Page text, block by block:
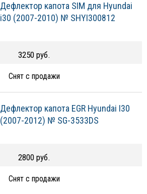
Дефлектор капота SIM для Hyundai
i30 (2007-2010) № SHYI300812
3250 руб.
Снят с продажи
Дефлектор капота EGR Hyundai I30
(2007-2012) № SG-3533DS
2800 руб.
Снят с продажи